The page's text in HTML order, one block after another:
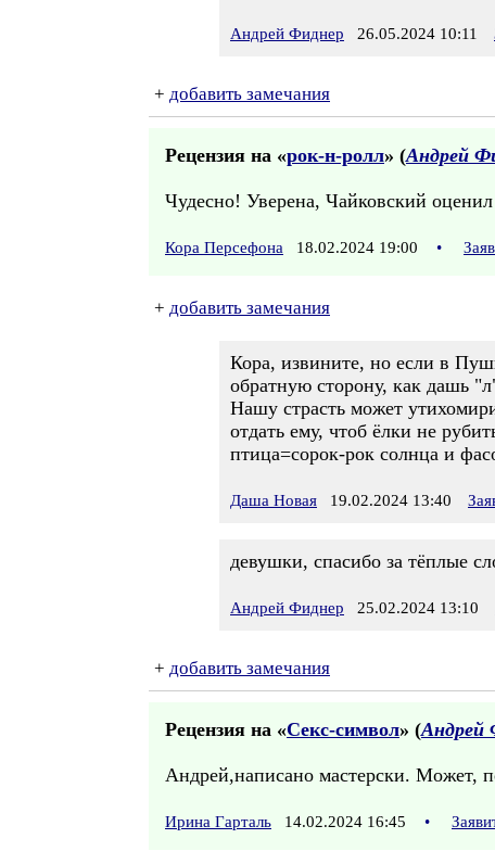
Андрей Фиднер 26.05.2024 10:11
+ добавить замечания
Рецензия на «рок-н-ролл» (Андрей
Чудесно! Уверена, Чайковский
Кора Персефона 18.02.2024 19:00 •
+ добавить замечания
Кора, извините, но если в
обратную сторону, как дашь
Нашу страсть может
отдать ему, чтоб ёлки не
птица=сорок-рок солнца и
Даша Новая 19.02.2024 13:40
девушки, спасибо за тёплые
Андрей Фиднер 25.02.2024 13:10
+ добавить замечания
Рецензия на «Секс-символ» (Андрей
Андрей,написано мастерски. Может,
Ирина Гарталь 14.02.2024 16:45 •